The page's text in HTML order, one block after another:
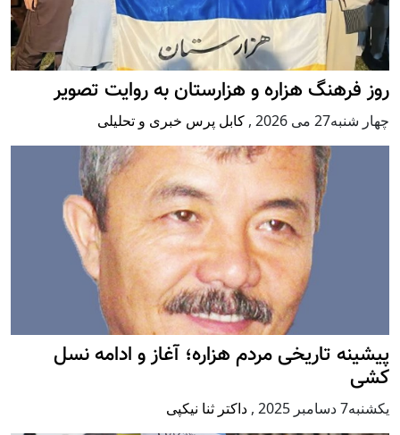
روز فرهنگ هزاره و هزارستان به روایت تصویر
چهار شنبه27 می 2026 , کابل پرس خبری و تحلیلی
پيشينه تاريخی مردم هزاره؛ آغاز و ادامه نسل
کشی
يكشنبه7 دسامبر 2025 , داکتر ثنا نیکپی